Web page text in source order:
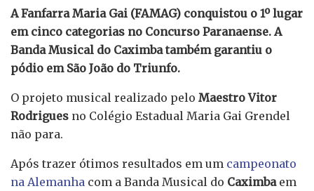
A Fanfarra Maria Gai (FAMAG) conquistou o 1º lugar
em cinco categorias no Concurso Paranaense. A
Banda Musical do Caximba também garantiu o
pódio em São João do Triunfo.
O projeto musical realizado pelo Maestro Vitor
Rodrigues no Colégio Estadual Maria Gai Grendel
não para.
Após trazer ótimos resultados em um campeonato
na Alemanha com a Banda Musical do Caximbaem